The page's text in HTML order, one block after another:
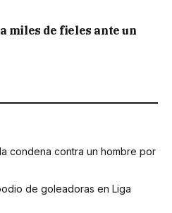
miles de fieles ante un
condena contra un hombre por
de goleadoras en Liga